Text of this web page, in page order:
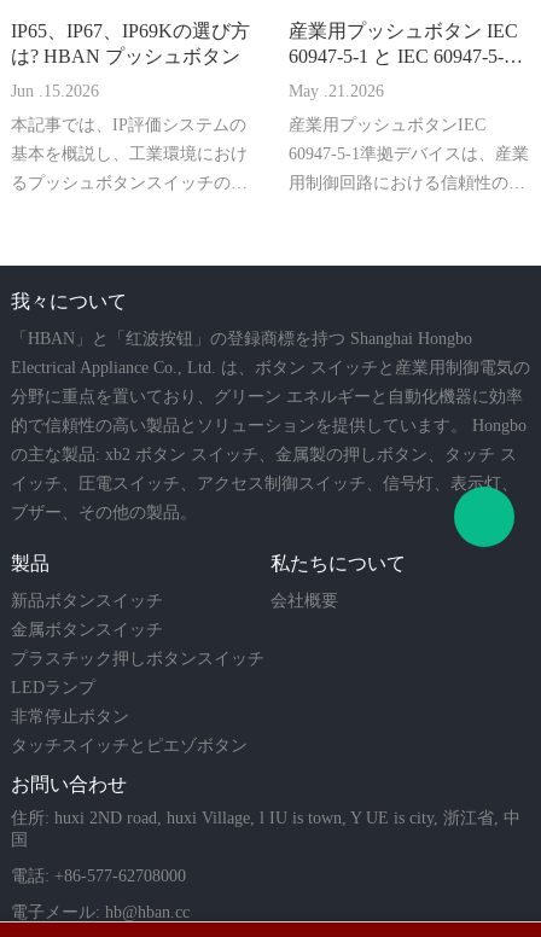
IP65、IP67、IP69Kの選び方
は? HBAN プッシュボタン
Jun .15.2026
本記事では、IP評価システムの
基本を概説し、工業環境におけ
るプッシュボタンスイッチの信
を与えることを分析します。
産業用プッシュボタン IEC
60947-5-1 と IEC 60947-5-5
の違い
May .21.2026
産業用プッシュボタンIEC
60947-5-1準拠デバイスは、産業
用制御回路における信頼性の高
よびDC-13の利用カテゴリー、
を満たしています。制御パネル
や純正機械で広く使用されてお
り、これらのプッシュボタンは
安定したスイッチング性能と長
寿命を保証します。緊急停止用
途にはIEC 60947-5-5要件が適用
される場合があります。
我々について
「HBAN」と「红波按钮」の登録商標を持つ Shanghai Hongbo
Electrical Appliance Co., Ltd. は、ボタン スイッチと産業用制御電気の
分野に重点を置いており、グリーン エネルギーと自動化機器に効率
的で信頼性の高い製品とソリューションを提供しています。 Hongbo
の主な製品: xb2 ボタン スイッチ、金属製の押しボタン、タッチ ス
イッチ、圧電スイッチ、アクセス制御スイッチ、信号灯、表示灯、
ブザー、その他の製品。
製品
新品ボタンスイッチ
金属ボタンスイッチ
プラスチック押しボタンスイッチ
LEDランプ
非常停止ボタン
タッチスイッチとピエゾボタン
私たちについて
会社概要
お問い合わせ
住所: huxi 2ND road, huxi Village, l IU is town, Y UE is city, 浙江省, 中
国
電話: +86-577-62708000
電子メール: hb@hban.cc